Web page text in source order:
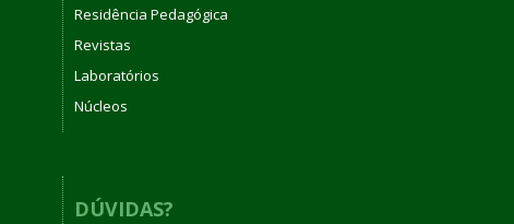
Residência Pedagógica
Revistas
Laboratórios
Núcleos
DÚVIDAS?